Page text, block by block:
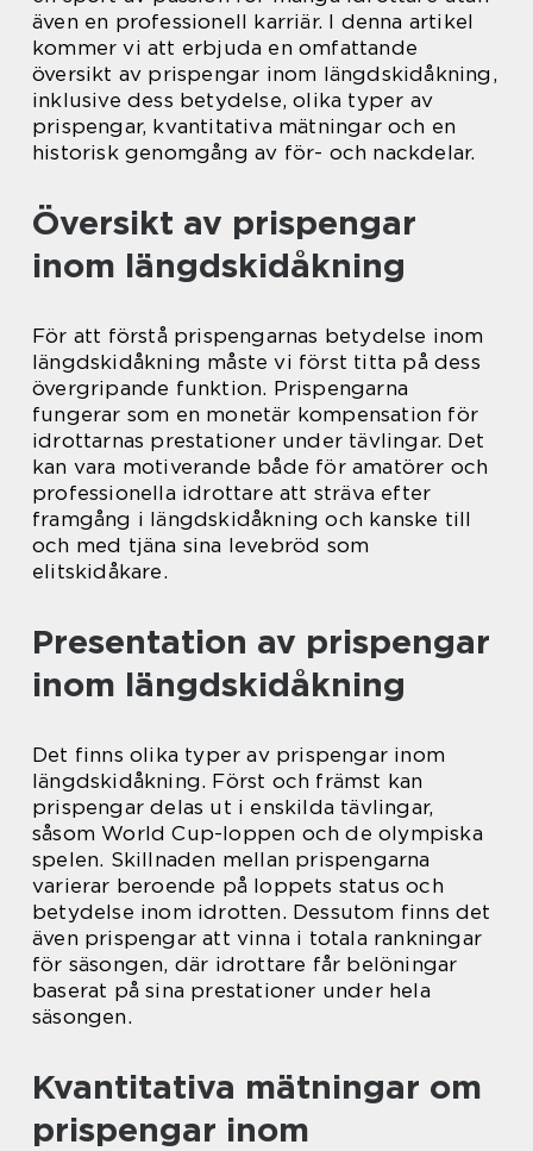
även en professionell karriär. I denna artikel
kommer vi att erbjuda en omfattande
översikt av prispengar inom längdskidåkning,
inklusive dess betydelse, olika typer av
prispengar, kvantitativa mätningar och en
historisk genomgång av för- och nackdelar.
Översikt av prispengar
inom längdskidåkning
För att förstå prispengarnas betydelse inom
längdskidåkning måste vi först titta på dess
övergripande funktion. Prispengarna
fungerar som en monetär kompensation för
idrottarnas prestationer under tävlingar. Det
kan vara motiverande både för amatörer och
professionella idrottare att sträva efter
framgång i längdskidåkning och kanske till
och med tjäna sina levebröd som
elitskidåkare.
Presentation av prispengar
inom längdskidåkning
Det finns olika typer av prispengar inom
längdskidåkning. Först och främst kan
prispengar delas ut i enskilda tävlingar,
såsom World Cup-loppen och de olympiska
spelen. Skillnaden mellan prispengarna
varierar beroende på loppets status och
betydelse inom idrotten. Dessutom finns det
även prispengar att vinna i totala rankningar
för säsongen, där idrottare får belöningar
baserat på sina prestationer under hela
säsongen.
Kvantitativa mätningar om
prispengar inom